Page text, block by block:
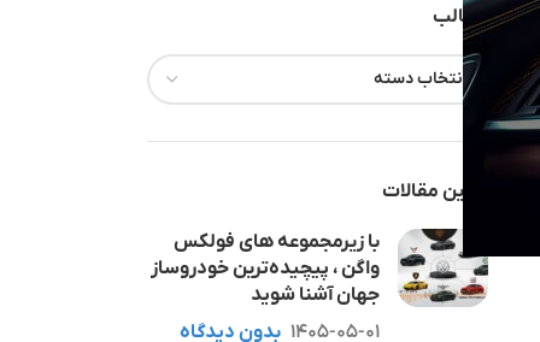
مطالب
آخرین مقالات
با زیرمجموعه های فولکس
واگن ، پیچیده‌ترین خودروساز
جهان آشنا شوید
1405-05-01 بدون دیدگاه